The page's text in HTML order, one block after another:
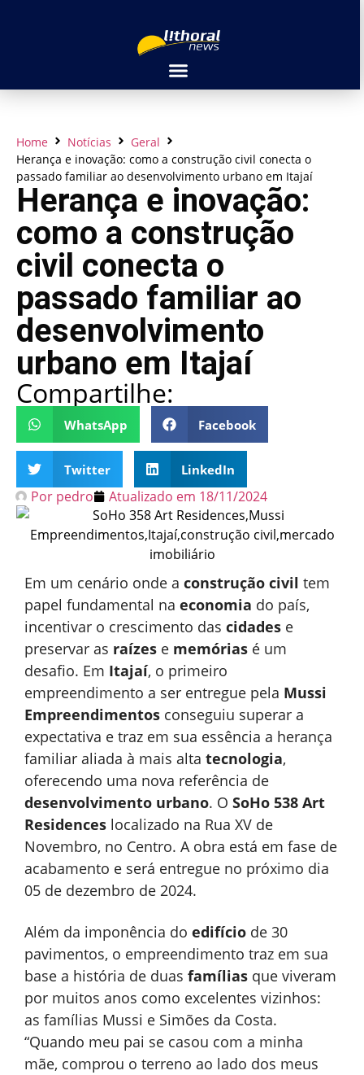
Home Notícias
Geral
Herança e inovação: como a construção civil conecta o
passado familiar ao desenvolvimento urbano em Itajaí
Herança e inovação:
como a construção
civil conecta o
passado familiar ao
desenvolvimento
urbano em Itajaí
Compartilhe:
WhatsApp Facebook
Twitter LinkedIn
Por pedro Atualizado em 18/11/2024
Em um cenário onde a construção civil tem
papel fundamental na economia do país,
incentivar o crescimento das cidades e
preservar as raízes e memórias é um
desafio. Em Itajaí, o primeiro
empreendimento a ser entregue pela Mussi
Empreendimentos conseguiu superar a
expectativa e traz em sua essência a herança
familiar aliada à mais alta tecnologia,
oferecendo uma nova referência de
desenvolvimento urbano. O SoHo 538 Art
Residences localizado na Rua XV de
Novembro, no Centro. A obra está em fase de
acabamento e será entregue no próximo dia
05 de dezembro de 2024.
Além da imponência do edifício de 30
pavimentos, o empreendimento traz em sua
base a história de duas famílias que viveram
por muitos anos como excelentes vizinhos:
as famílias Mussi e Simões da Costa.
“Quando meu pai se casou com a minha
mãe, comprou o terreno ao lado dos meus